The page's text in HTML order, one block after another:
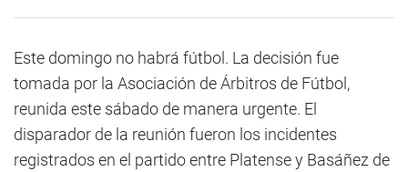
Este domingo no habrá fútbol. La decisión fue
tomada por la Asociación de Árbitros de Fútbol,
reunida este sábado de manera urgente. El
disparador de la reunión fueron los incidentes
registrados en el partido entre Platense y Basáñez de